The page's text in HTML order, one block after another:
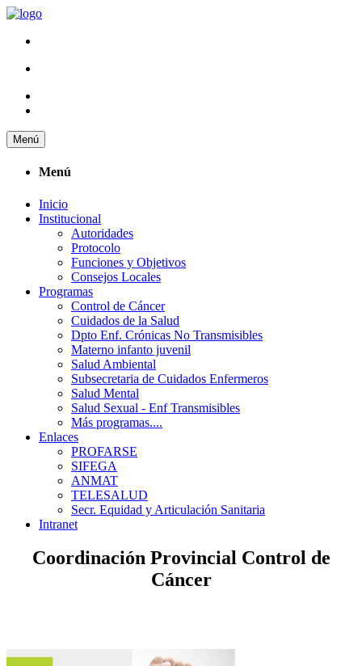
Menú
Menú
Inicio
Institucional
Autoridades
Protocolo
Funciones y Objetivos
Consejos Locales
Programas
Control de Cáncer
Cuidados de la Salud
Dpto Enf. Crónicas No Transmisibles
Materno infanto juvenil
Salud Ambiental
Subsecretaria de Cuidados Enfermeros
Salud Mental
Salud Sexual - Enf Transmisibles
Más programas....
Enlaces
PROFARSE
SIFEGA
ANMAT
TELESALUD
Secr. Equidad y Articulación Sanitaria
Intranet
Coordinación Provincial Control de
Cáncer